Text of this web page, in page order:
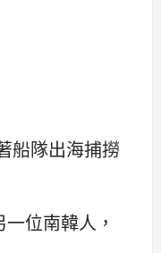
船隊出海捕撈
位南韓人，